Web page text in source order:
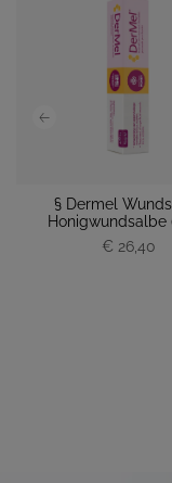
§ Dermel
Honigwundsalbe
€ 26,40